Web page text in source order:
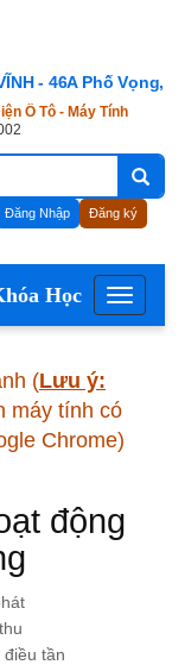
- 46A Phố Vọng,
Ô Tô - Máy Tính
Đăng Nhập Đăng ký
Menu
Học
(Lưu ý:
máy tính có
Chrome)
động
tần